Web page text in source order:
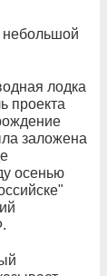
небольшой
лодка
проекта
заложена
осенью